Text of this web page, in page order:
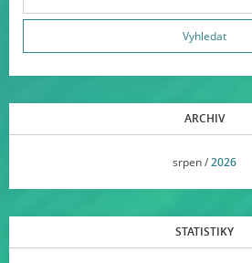
ARCHIV
srpen /2026
STATISTIKY